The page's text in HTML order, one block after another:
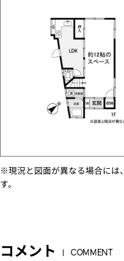
※現況と図面が異なる場合には
す。
コメント COMMENT